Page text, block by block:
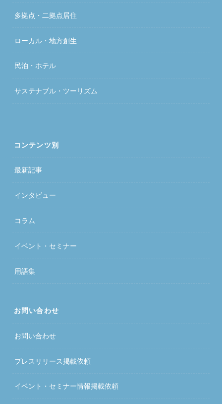
多拠点・二拠点居住
ローカル・地方創生
民泊・ホテル
サステナブル・ツーリズム
コンテンツ別
最新記事
インタビュー
コラム
イベント・セミナー
用語集
お問い合わせ
お問い合わせ
プレスリリース掲載依頼
イベント・セミナー情報掲載依頼